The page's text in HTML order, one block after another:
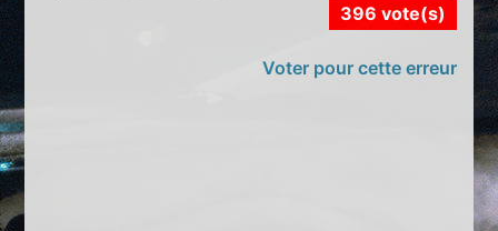
396 vote(s)
Voter pour cette erreur